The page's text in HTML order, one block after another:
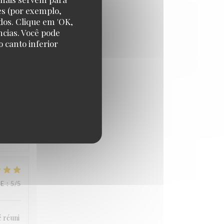
(por exemplo,
Clique em 'OK,
Você pode
canto inferior
: 4 /5
: 5/5
réuni